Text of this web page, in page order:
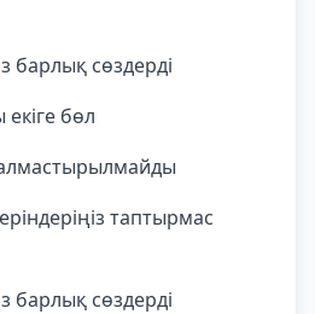
барлық сөздерді
бөл
таптырмас
барлық сөздерді